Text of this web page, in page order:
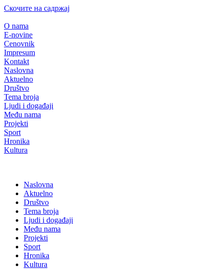
Скочите на садржај
O nama
E-novine
Cenovnik
Impresum
Kontakt
Naslovna
Aktuelno
Društvo
Tema broja
Ljudi i događaji
Među nama
Projekti
Sport
Hronika
Kultura
Naslovna
Aktuelno
Društvo
Tema broja
Ljudi i događaji
Među nama
Projekti
Sport
Hronika
Kultura